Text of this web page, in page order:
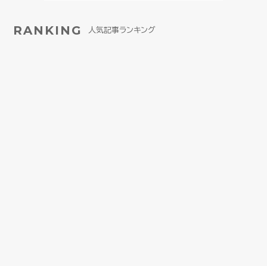
RANKING 人気記事ランキング